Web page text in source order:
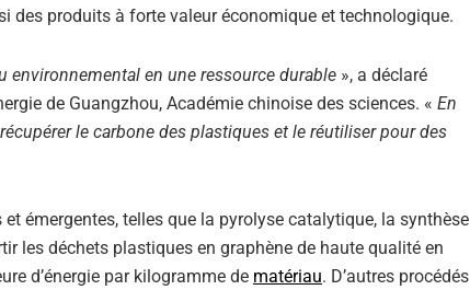
des produits à forte valeur économique et technologique.
environnemental en une ressource durable », a déclaré
de Guangzhou, Académie chinoise des sciences. « En
le carbone des plastiques et le réutiliser pour des
émergentes, telles que la pyrolyse catalytique, la synthèse
les déchets plastiques en graphène de haute qualité en
d’énergie par kilogramme de matériau. D’autres procédés